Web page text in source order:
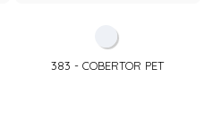
383 - COBERTOR PET